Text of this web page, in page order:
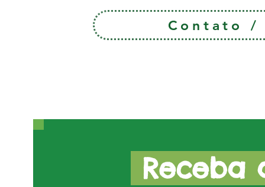
Contato /
Receba